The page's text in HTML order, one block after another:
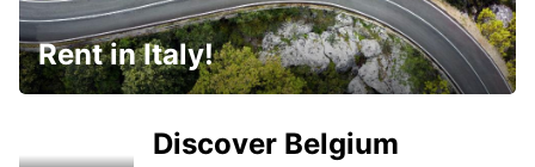
Rent in Italy!
Discover Belgium